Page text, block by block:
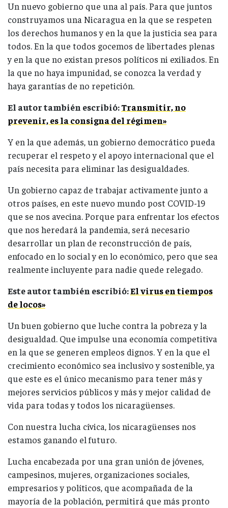
Un nuevo gobierno que una al país. Para que juntos
construyamos una Nicaragua en la que se respeten
los derechos humanos y en la que la justicia sea para
todos. En la que todos gocemos de libertades plenas
y en la que no existan presos políticos ni exiliados. En
la que no haya impunidad, se conozca la verdad y
haya garantías de no repetición.
El autor también escribió:Transmitir, no
prevenir, es la consigna del régimen»
Y en la que además, un gobierno democrático pueda
recuperar el respeto y el apoyo internacional que el
país necesita para eliminar las desigualdades.
Un gobierno capaz de trabajar activamente junto a
otros países, en este nuevo mundo post COVID-19
que se nos avecina. Porque para enfrentar los efectos
que nos heredará la pandemia, será necesario
desarrollar un plan de reconstrucción de país,
enfocado en lo social y en lo económico, pero que sea
realmente incluyente para nadie quede relegado.
Este autor también escribió:El virus en tiempos
de locos»
Un buen gobierno que luche contra la pobreza y la
desigualdad. Que impulse una economía competitiva
en la que se generen empleos dignos. Y en la que el
crecimiento económico sea inclusivo y sostenible, ya
que este es el único mecanismo para tener más y
mejores servicios públicos y más y mejor calidad de
vida para todas y todos los nicaragüenses.
Con nuestra lucha cívica, los nicaragüenses nos
estamos ganando el futuro.
Lucha encabezada por una gran unión de jóvenes,
campesinos, mujeres, organizaciones sociales,
empresarios y políticos, que acompañada de la
mayoría de la población, permitirá que más pronto